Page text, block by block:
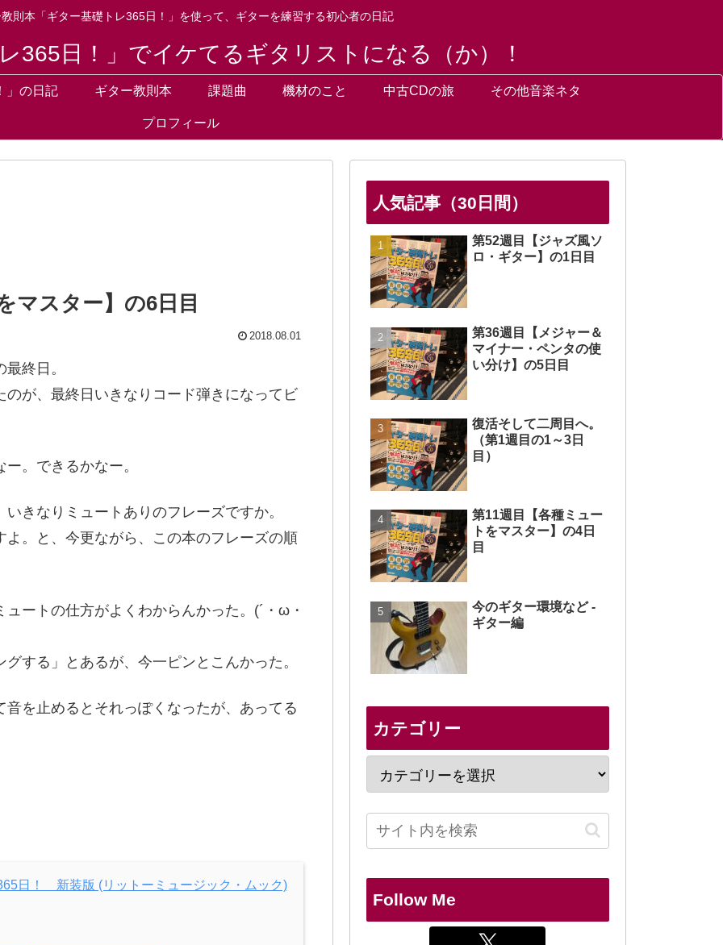
則本「ギター基礎トレ365日！」を使って、ギターを練習する初心者の日記
365日！」でイケてるギタリストになる（か）！
」の日記 ギター教則本 課題曲 機材のこと 中古CDの旅 その他音楽ネタ
プロフィール
マスター】の6日目
2018.08.01
終日。
が、最終日いきなりコード弾きになってビ
。できるかなー。
きなりミュートありのフレーズですか。
。と、今更ながら、この本のフレーズの順
ートの仕方がよくわからんかった。(´・ω・
する」とあるが、今一ピンとこんかった。
を止めるとそれっぽくなったが、あってる
日！ 新装版 (リットーミュージック・ムック)
人気記事（30日間）
第52週目【ジャズ風ソ
ロ・ギター】の1日目
第36週目【メジャー＆
マイナー・ペンタの使
い分け】の5日目
復活そして二周目へ。
（第1週目の1～3日
目）
第11週目【各種ミュー
トをマスター】の4日
目
今のギター環境など -
ギター編
カテゴリー
Follow Me